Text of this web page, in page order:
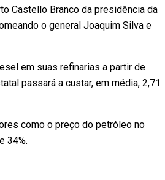
Castello Branco da presidência da
o general Joaquim Silva e
em suas refinarias a partir de
passará a custar, em média, 2,71
como o preço do petróleo no
34%.